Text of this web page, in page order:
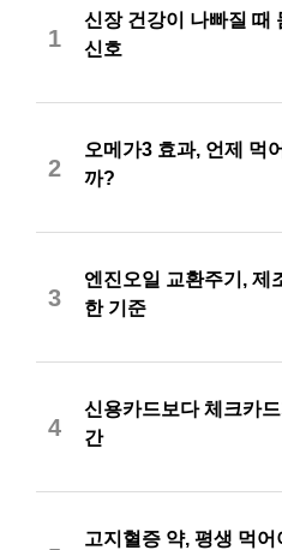
1
신장 건강이 나빠질 때
신호
2
오메가3 효과, 언제 먹
까?
3
엔진오일 교환주기, 제
한 기준
4
신용카드보다 체크카
간
고지혈증 약, 평생 먹